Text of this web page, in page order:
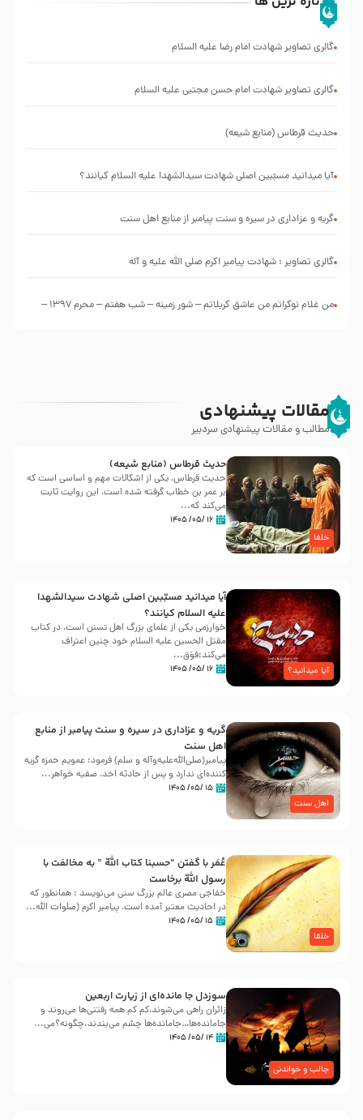
گالری تصاویر شهادت امام رضا علیه السلام
گالری تصاویر شهادت امام حسن مجتبی علیه السلام
حدیث قرطاس (منابع شیعه)
آیا میدانید مسبّبین اصلی شهادت سیدالشهدا علیه ‌السلام کیانند؟
گریه و عزاداری در سیره و سنت پیامبر از منابع اهل سنت
گالری تصاویر : شهادت پیامبر اکرم صلی الله علیه و آله
من غلام نوکراتم من عاشق کربلاتم – شور زمینه – شب هفتم – محرم 1397 –
مقالات پیشنهادی
مطالب و مقالات پیشنهادی سردبیر
خلفا
حدیث قرطاس (منابع شیعه)
حدیث قرطاس، یکی از اشکالات مهم و اساسی است که
بر عمر بن خطاب گرفته شده است، این روایت ثابت
می‌کند که...
۱۶ /۰۵/ ۱۴۰۵
آیا میدانید؟
آیا میدانید مسبّبین اصلی شهادت سیدالشهدا
علیه ‌السلام کیانند؟
خوارزمی یکی از علمای بزرگ اهل تسنن است، در کتاب
مقتل الحسین علیه ‌السلام خود چنین اعتراف
می‌کند:فوَق...
۱۶ /۰۵/ ۱۴۰۵
اهل سنت
گریه و عزاداری در سیره و سنت پیامبر از منابع
اهل سنت
پیامبر(صلی‌الله‌علیه‌وآله و سلم) فرمود: عمویم حمزه گریه
کننده‌ای ندارد و پس از حادثه احد، صفیه خواهر...
۱۵ /۰۵/ ۱۴۰۵
خلفا
عُمَر با گفتن “حسبنا كتاب اللّه ” به مخالفت با
رسول اللّه برخاست
خفاجی مصری عالم بزرگ سنی می‌نویسد : همانطور که
در احادیث معتبر آمده است، پیامبر اکرم (صلوات اللّه...
۱۵ /۰۵/ ۱۴۰۵
جالب و خواندنی
سوزدل جا مانده‌ای از زیارت اربعین
زائران راهی می‌شوند،کم‌ کم همه رفتنی‌ها می‌روند و
جامانده‌ها…جامانده‌ها چشم می‌بندند.چگونه؟می‌...
۱۴ /۰۵/ ۱۴۰۵